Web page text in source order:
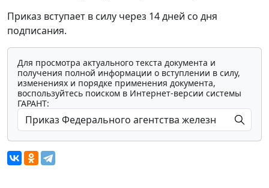
Приказ вступает в силу через 14 дней со дня
подписания.
Для просмотра актуального текста документа и
получения полной информации о вступлении в силу,
изменениях и порядке применения документа,
воспользуйтесь поиском в Интернет-версии системы
ГАРАНТ: